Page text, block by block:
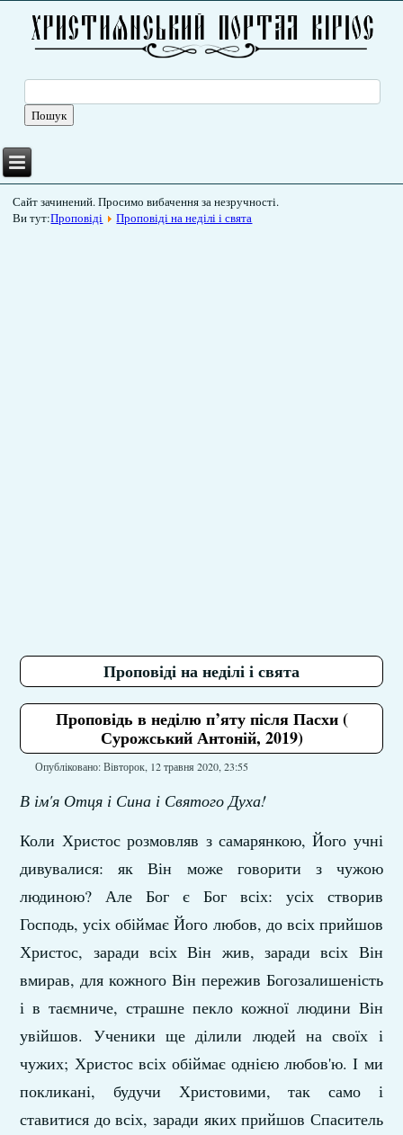
Сайт зачинений. Просимо вибачення за незручності.
Ви тут:Проповіді Проповіді на неділі і свята
Проповіді на неділі і свята
Проповідь в неділю п’яту після Пасхи (
Сурожський Антоній, 2019)
Опубліковано: Вівторок, 12 травня 2020, 23:55
В ім'я Отця і Сина і Святого Духа!
Коли Христос розмовляв з самарянкою, Його учні
дивувалися: як Він може говорити з чужою
людиною? Але Бог є Бог всіх: усіх створив
Господь, усіх обіймає Його любов, до всіх прийшов
Христос, заради всіх Він жив, заради всіх Він
вмирав, для кожного Він пережив Богозалишеність
і в таємниче, страшне пекло кожної людини Він
увійшов. Ученики ще ділили людей на своїх і
чужих; Христос всіх обіймає однією любов'ю. І ми
покликані, будучи Христовими, так само і
ставитися до всіх, заради яких прийшов Спаситель